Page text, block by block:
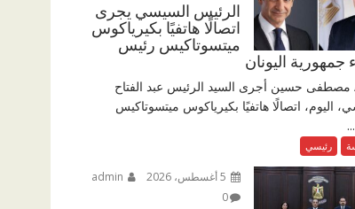
الرئيس السيسي يجرى
اتصالًا هاتفيًا بكيرياكوس
ميتسوتاكيس رئيس
جمهورية اليونان
حسين أجرى السيد الرئيس عبد الفتاح
اليوم، اتصالًا هاتفيًا بكيرياكوس ميتسوتاكيس
رئيسي
0